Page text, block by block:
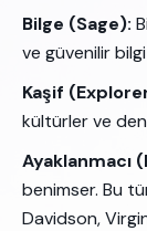
Bilge (Sage):
ve güvenilir
Kaşif
kültürler ve
Ayaklanmacı
benimser. Bu
Davidson,